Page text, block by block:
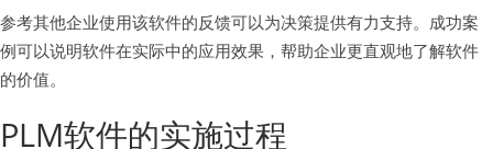
参考其他企业使用该软件的反馈可以为决策提供有力支持。成功案
例可以说明软件在实际中的应用效果，帮助企业更直观地了解软件
的价值。
PLM软件的实施过程